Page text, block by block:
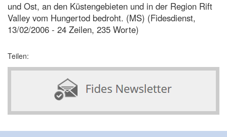
und Ost, an den Küstengebieten und in der Region Rift
Valley vom Hungertod bedroht. (MS) (Fidesdienst,
13/02/2006 - 24 Zeilen, 235 Worte)
Teilen: